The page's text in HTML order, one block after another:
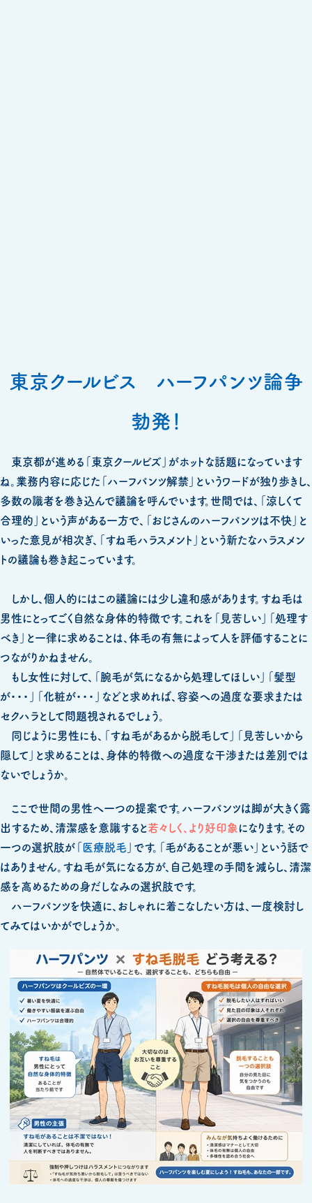
東京クールビス ハーフパンツ論争
勃発！
東京都が進める「東京クールビズ」がホットな話題になっています
ね。業務内容に応じた「ハーフパンツ解禁」というワードが独り歩きし、
多数の識者を巻き込んで議論を呼んでいます。世間では、「涼しくて
合理的」という声がある一方で、「おじさんのハーフパンツは不快」と
いった意見が相次ぎ、「すね毛ハラスメント」という新たなハラスメン
トの議論も巻き起こっています。
しかし、個人的にはこの議論には少し違和感があります。すね毛は
男性にとってごく自然な身体的特徴です。これを「見苦しい」「処理す
べき」と一律に求めることは、体毛の有無によって人を評価することに
つながりかねません。
もし女性に対して、「腕毛が気になるから処理してほしい」「髪型
が・・・」「化粧が・・・」などと求めれば、容姿への過度な要求または
セクハラとして問題視されるでしょう。
同じように男性にも、「すね毛があるから脱毛して」「見苦しいから
隠して」と求めることは、身体的特徴への過度な干渉または差別では
ないでしょうか。
ここで世間の男性へ一つの提案です。ハーフパンツは脚が大きく露
出するため、清潔感を意識すると若々しく、より好印象になります。その
一つの選択肢が「 医療脱毛 」です。「毛があることが悪い」という話で
はありません。すね毛が気になる方が、自己処理の手間を減らし、清潔
感を高めるための身だしなみの選択肢です。
ハーフパンツを快適に、おしゃれに着こなしたい方は、一度検討し
てみてはいかがでしょうか。